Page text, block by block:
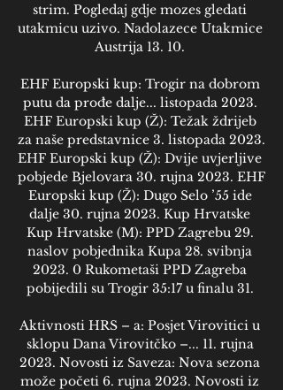
strim. Pogledaj gdje mozes gledati
utakmicu uzivo. Nadolazece Utakmice
Austrija 13. 10.
EHF Europski kup: Trogir na dobrom
putu da prođe dalje... listopada 2023.
EHF Europski kup (Ž): Težak ždrijeb
za naše predstavnice 3. listopada 2023.
EHF Europski kup (Ž): Dvije uvjerljive
pobjede Bjelovara 30. rujna 2023. EHF
Europski kup (Ž): Dugo Selo ’55 ide
dalje 30. rujna 2023. Kup Hrvatske
Kup Hrvatske (M): PPD Zagrebu 29.
naslov pobjednika Kupa 28. svibnja
2023. 0 Rukometaši PPD Zagreba
pobijedili su Trogir 35:17 u finalu 31.
Aktivnosti HRS – a: Posjet Virovitici u
sklopu Dana Virovitčko –... 11. rujna
2023. Novosti iz Saveza: Nova sezona
može početi 6. rujna 2023. Novosti iz